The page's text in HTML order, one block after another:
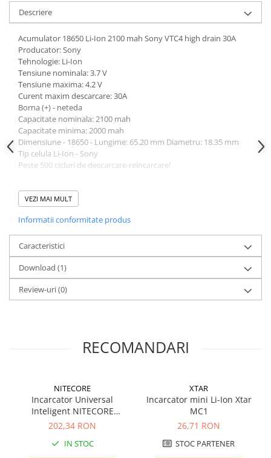
Turbine eoliene pentru casă
Acumulatori VRLA AGM/GEL /
Tractiune / LiFePo4
Baterii si acumulatori gel si VRLA
6-12 V
Baterii si acumulatori AGM VRLA
de 6-12 V
Acumulatori Moto, ATV
GEL
AGM
Li-Ion
Deep Cycle - Tractiune/Semi-
Tractiune
Marine & Caravan
APC
Pachete acumulatori VRLA
Sisteme de management (BMS)
Redresoare, incarcatoare si testere
UPS Calculatoare si Servere
UPS Trifazat
Descriere
Acumulator 18650 Li-Ion 2100 mah Sony VTC4 high drain 30A
Producator: Sony
Tehnologie: Li-Ion
Tensiune nominala: 3.7 V
Tensiune maxima: 4.2 V
Curent maxim descarcare: 30A
Borna (+) - neteda
Capacitate nominala: 2100 mah
Capacitate minima: 2000 mah
Dimensiune - 18650 - Lungime: 65.20 mm Diametru: 18.35 mm
Tip celula Li-Ion - Sony
Peste 500 cicluri de descarcare-reincarcare!
Atentie!
Nu demontati
Nu scurtcircuitati contactele pozitive si negative
Nu expuneti la caldura
Nu descarcati complet
Nu folositi forta pentru a instala o baterie li-ion
Folositi numai incarcatoare de acumulatori de calitate
Incarcati complet acumulatorul inainte de prima utilizare!
VEZI MAI MULT
Informatii conformitate produs
Caracteristici
Download (1)
Review-uri(0)
RECOMANDARI
NITECORE
Incarcator Universal
Inteligent NITECORE
Digicharger D4 fara adaptor
202,34 RON
IN STOC
XTAR
Incarcator mini Li-Ion Xtar
MC1
26,71 RON
STOC PARTENER